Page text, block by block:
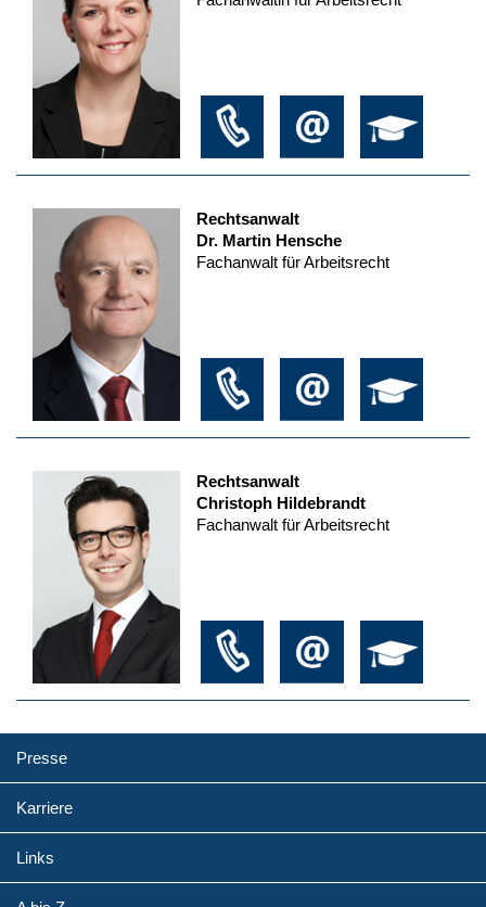
Rechtsanwalt
Dr. Martin Hensche
Fachanwalt für Arbeitsrecht
Rechtsanwalt
Christoph Hildebrandt
Fachanwalt für Arbeitsrecht
Presse
Karriere
Links